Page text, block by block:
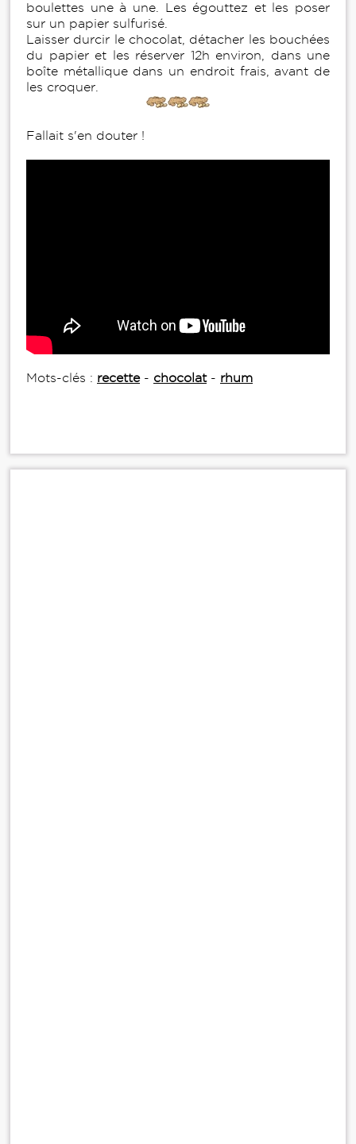
boulettes une à une. Les égouttez et les poser
sur un papier sulfurisé.
Laisser durcir le chocolat, détacher les bouchées
du papier et les réserver 12h environ, dans une
boîte métallique dans un endroit frais, avant de
les croquer.
Fallait s'en douter !
Mots-clés : recette- chocolat- rhum